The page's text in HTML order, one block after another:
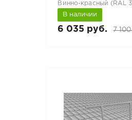
Винно-красный (RAL
В наличии
6 035 руб. 7